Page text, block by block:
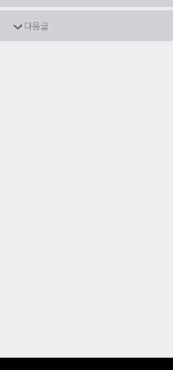
업데이트 안된다 재패
다음글